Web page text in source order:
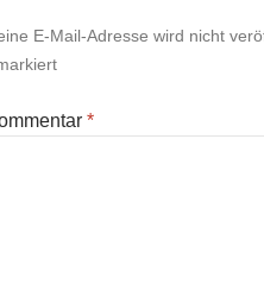
E-Mail-Adresse wird nicht
*